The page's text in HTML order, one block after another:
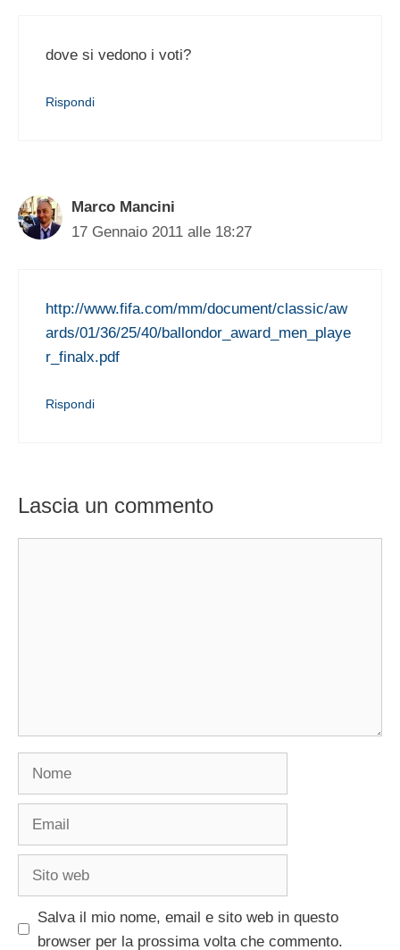
dove si vedono i voti?
Rispondi
Marco Mancini
17 Gennaio 2011 alle 18:27
http://www.fifa.com/mm/document/classic/aw
ards/01/36/25/40/ballondor_award_men_playe
r_finalx.pdf
Rispondi
Lascia un commento
Salva il mio nome, email e sito web in questo
browser per la prossima volta che commento.